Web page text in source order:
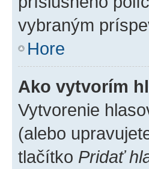
vybraným
Hore
Ako vytvorím
Vytvorenie
(alebo
tlačítko Pridať